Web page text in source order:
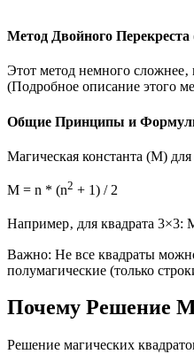
Метод Двойного
Этот метод немного
(Подробное описание этого
Общие Принципы и
Магическая константа (M)
M = n * (n2 + 1) / 2
Например‚ для квадрата 3×3:
Важно: Не все квадраты
полумагические (только
Почему Решение
Решение магических